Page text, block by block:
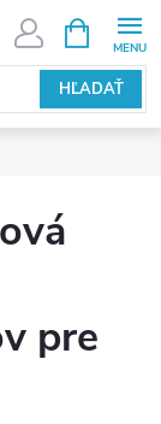
HĽADAŤ
KOŠÍK
pre